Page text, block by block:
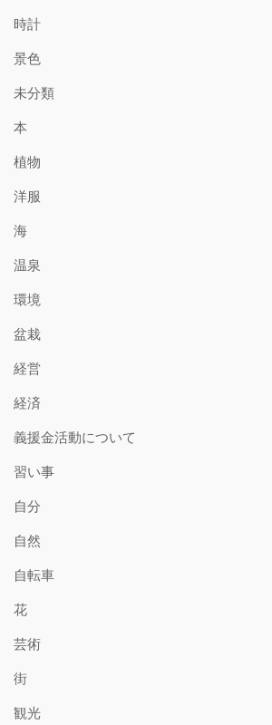
時計
景色
未分類
本
植物
洋服
海
温泉
環境
盆栽
経営
経済
義援金活動について
習い事
自分
自然
自転車
花
芸術
街
観光